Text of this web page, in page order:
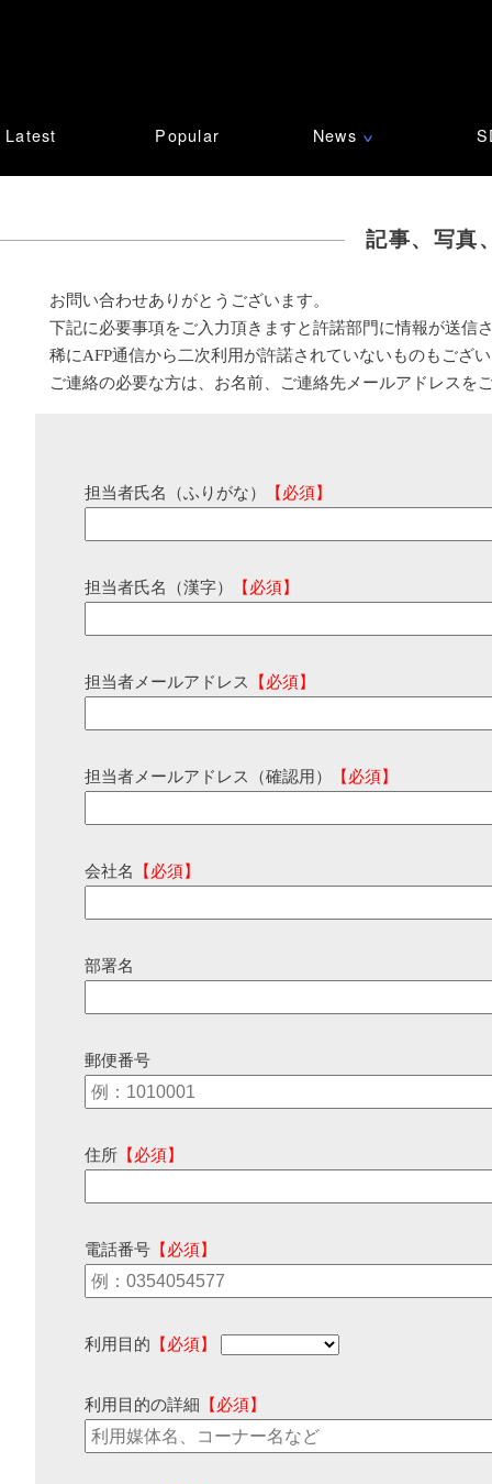
Latest Popular News ∨
記事、写真
お問い合わせありがとうございます。
下記に必要事項をご入力頂きますと許諾部門に情報が送信
稀にAFP通信から二次利用が許諾されていないものもござ
ご連絡の必要な方は、お名前、ご連絡先メールアドレスを
担当者氏名（ふりがな） 【必須】
担当者氏名（漢字） 【必須】
担当者メールアドレス 【必須】
担当者メールアドレス（確認用） 【必須】
会社名 【必須】
部署名
郵便番号
住所 【必須】
電話番号 【必須】
利用目的 【必須】
利用目的の詳細 【必須】